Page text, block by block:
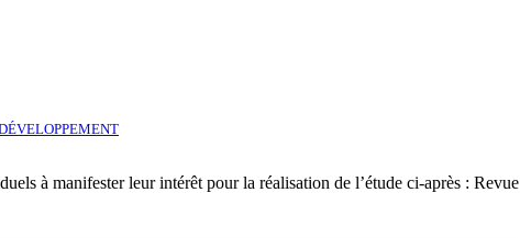
à manifester leur intérêt pour la réalisation de l’étude ci-après : Revue